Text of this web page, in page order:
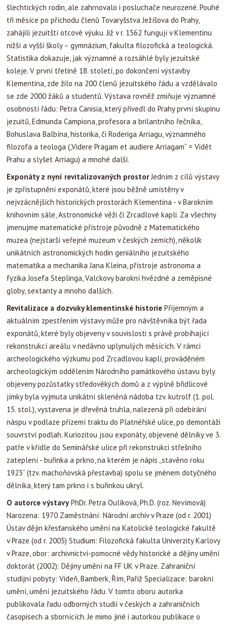
šlechtických rodin, ale zahrnovalo i posluchače neurozené. Pouhé
tři měsíce po příchodu členů Tovaryšstva Ježíšova do Prahy,
zahájili jezuitští otcové výuku. Již v r. 1562 fungují v Klementinu
nižší a vyšší školy – gymnázium, fakulta filozofická a teologická.
Statistika dokazuje, jak významné a rozsáhlé byly jezuitské
koleje. V první třetině 18. století, po dokončení výstavby
Klementina, zde žilo na 200 členů jezuitského řádu a vzdělávalo
se zde 2000 žáků a studentů. Výstava rovněž zmiňuje významné
osobností řádu: Petra Canisia, který přivedl do Prahy první skupinu
jezuitů, Edmunda Campiona, profesora a brilantního řečníka,
Bohuslava Balbína, historika, či Roderiga Arriagu, významného
filozofa a teologa („Videre Pragam et audiere Arriagam“ = Vidět
Prahu a slyšet Arriagu) a mnohé další.
Exponáty z nyní revitalizovaných prostorJedním z cílů výstavy
je zpřístupnění exponátů, které jsou běžně umístěny v
nejvzácnějších historických prostorách Klementina - v Barokním
knihovním sále, Astronomické věži či Zrcadlové kapli. Za všechny
jmenujme matematické přístroje původně z Matematického
muzea (nejstarší veřejné muzeum v českých zemích), několik
unikátních astronomických hodin geniálního jezuitského
matematika a mechanika Jana Kleina, přístroje astronoma a
fyzika Josefa Steplinga, Valckovy barokní hvězdné a zeměpisné
globy, sextanty a mnoho dalších.
Revitalizace a dozvuky klementinské historie Příjemným a
aktuálním zpestřením výstavy může pro návštěvníka být řada
exponátů, které byly objeveny v souvislosti s právě probíhající
rekonstrukcí areálu v nedávno uplynulých měsících. V rámci
archeologického výzkumu pod Zrcadlovou kaplí, prováděném
archeologickým oddělením Národního památkového ústavu byly
objeveny pozůstatky středověkých domů a z výplně břidlicové
jímky byla vyjmuta unikátní skleněná nádoba tzv. kutrolf (1. pol.
15. stol.), vystavena je dřevěná truhla, nalezená při odebírání
náspu v podlaze přízemí traktu do Platnéřské ulice, po demontáži
souvrství podlah. Kuriozitou jsou exponáty, objevené dělníky ve 3.
patře v křídle do Seminářské ulice při rekonstrukci střešního
zateplení - buřinka a prkno, na kterém je nápis „stavěno roku
1923“ (tzv. machoňovská přestavba) spolu se jménem dotyčného
dělníka, který tam prkno i s buřinkou ukryl.
O autorce výstavyPhDr. Petra Oulíková, Ph.D. (roz. Nevímová)
Narozena: 1970 Zaměstnání: Národní archiv v Praze (od r. 2001)
Ústav dějin křesťanského umění na Katolické teologické fakultě
v Praze (od r. 2005) Studium: Filozofická fakulta Univerzity Karlovy
v Praze, obor: archivnictví-pomocné vědy historické a dějiny umění
doktorát (2002): Dějiny umění na FF UK v Praze. Zahraniční
studijní pobyty: Vídeň, Bamberk, Řím, Paříž Specializace: barokní
umění, umění jezuitského řádu. V tomto oboru autorka
publikovala řadu odborných studií v českých a zahraničních
časopisech a sbornících. Je mimo jiné i autorkou publikace o